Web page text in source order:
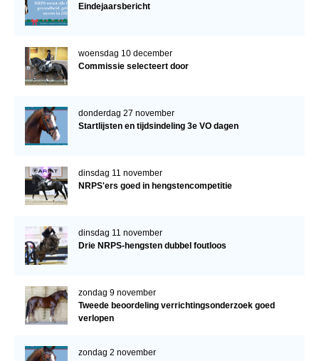
Eindejaarsbericht
woensdag 10 december
Commissie selecteert door
donderdag 27 november
Startlijsten en tijdsindeling 3e VO dagen
dinsdag 11 november
NRPS'ers goed in hengstencompetitie
dinsdag 11 november
Drie NRPS-hengsten dubbel foutloos
zondag 9 november
Tweede beoordeling verrichtingsonderzoek goed
verlopen
zondag 2 november